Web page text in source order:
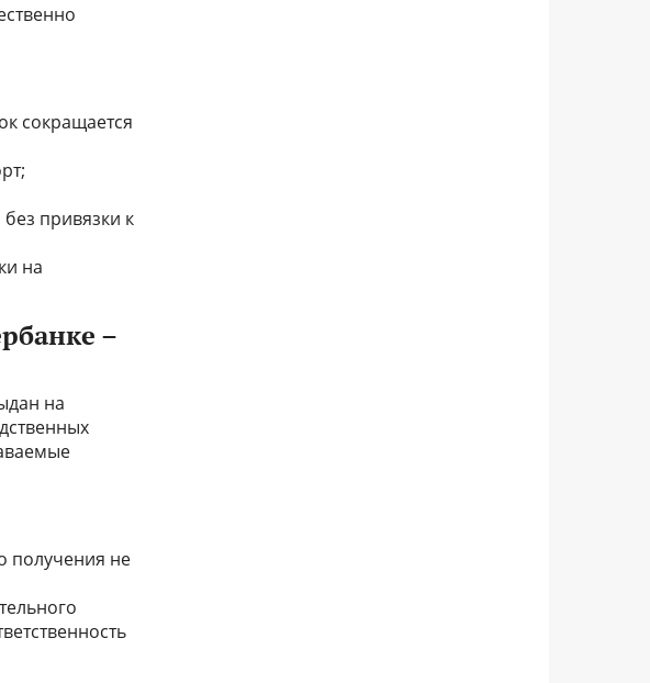
сокращается
привязки к
на
–
на
получения не